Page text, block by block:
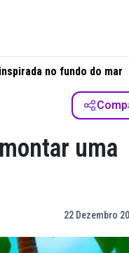
no fundo do mar
uma
22 Dezembro